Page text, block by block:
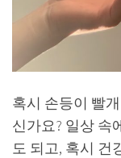
혹시 손등이 빨
신가요? 일상 속
도 되고, 혹시 건